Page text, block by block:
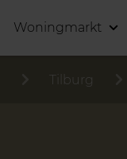
Woningmarkt
Tilburg